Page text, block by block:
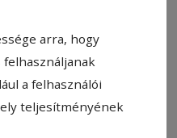
arra, hogy
a felhasználói
teljesítményének